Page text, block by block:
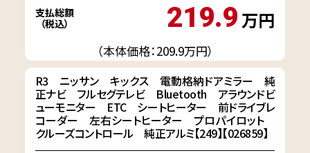
支払総額
（税込）
219.9万円
（本体価格：209.9万円）
R3 ニッサン キックス 電動格納ドアミラー 純
正ナビ フルセグテレビ Bluetooth アラウンドビ
ューモニター ETC シートヒーター 前ドライブレ
コーダー 左右シートヒーター プロパイロット
クルーズコントロール 純正アルミ【249】【026859】